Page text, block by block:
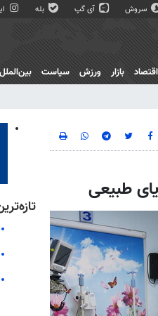
سروش آی گپ بله
اقتصاد بازار ورزش سیاست بین‌الملل
طبیعی